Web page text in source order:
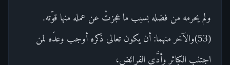
ولم يحرمه من فضله بسبب ما عجزتْ عن عمله منها قوّته.
(53)والآخر منهما: أن يكون تعالى ذكره أوجب وعدَه لمن
اجتنب الكبائر وأدَّى الفرائض،